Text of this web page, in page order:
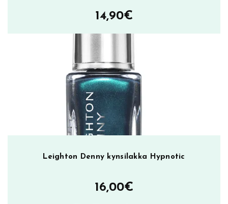
14,90€
Leighton Denny kynsilakka Hypnotic
16,00€